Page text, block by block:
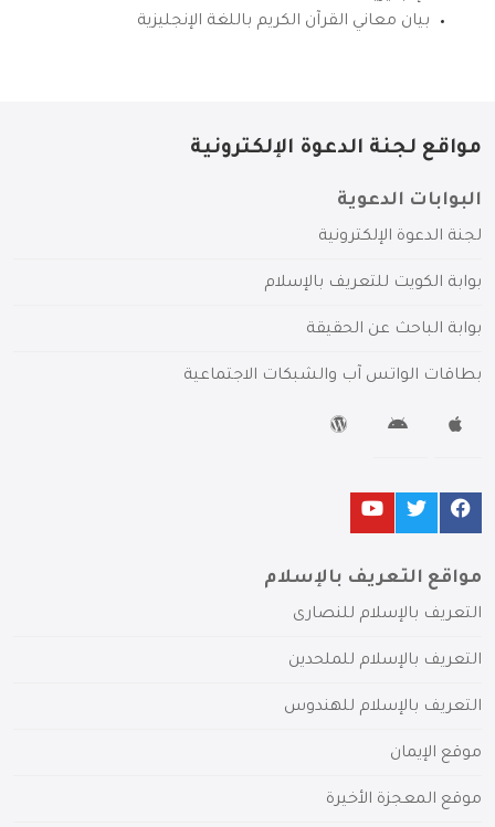
بيان معاني القرآن الكريم باللغة الإنجليزية
مواقع لجنة الدعوة الإلكترونية
البوابات الدعوية
لجنة الدعوة الإلكترونية
بوابة الكويت للتعريف بالإسلام
بوابة الباحث عن الحقيقة
بطاقات الواتس آب والشبكات الاجتماعية
مواقع التعريف بالإسلام
التعريف بالإسلام للنصارى
التعريف بالإسلام للملحدين
التعريف بالإسلام للهندوس
موقع الإيمان
موقع المعجزة الأخيرة